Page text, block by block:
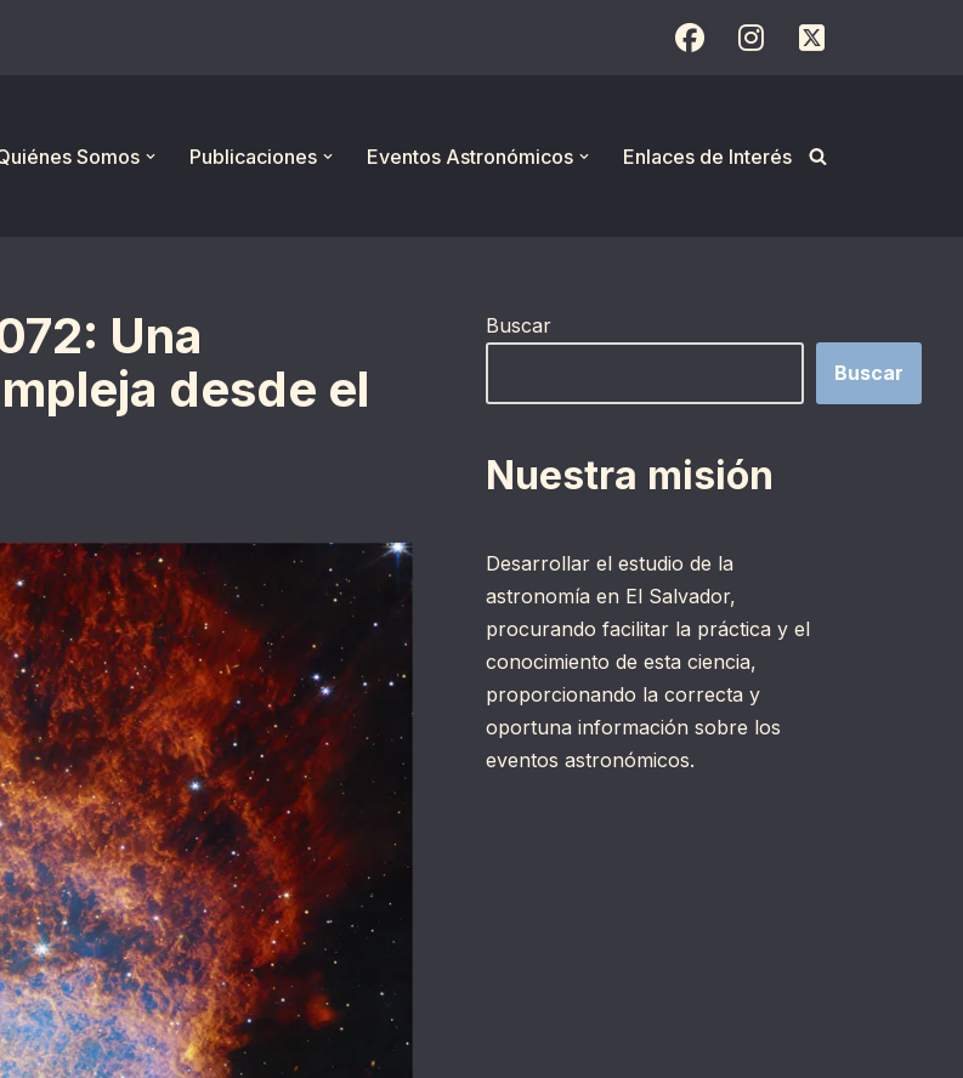
Somos Publicaciones Eventos Astronómicos Enlaces de Interés
Una
desde el
Buscar
Buscar
Nuestra misión
Desarrollar el estudio de la
astronomía en El Salvador,
procurando facilitar la práctica y el
conocimiento de esta ciencia,
proporcionando la correcta y
oportuna información sobre los
eventos astronómicos.